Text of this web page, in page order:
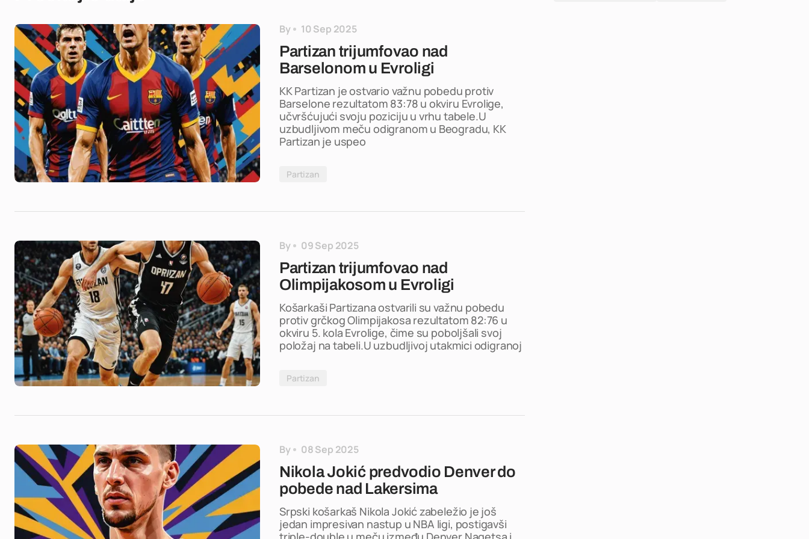
By 10 Sep 2025
Partizan trijumfovao nad
Barselonom u Evroligi
KK Partizan je ostvario važnu pobedu protiv
Barselone rezultatom 83:78 u okviru Evrolige,
učvršćujući svoju poziciju u vrhu tabele.U
uzbudljivom meču odigranom u Beogradu, KK
Partizan je uspeo
Partizan
By 09 Sep 2025
Partizan trijumfovao nad
Olimpijakosom u Evroligi
Košarkaši Partizana ostvarili su važnu pobedu
protiv grčkog Olimpijakosa rezultatom 82:76 u
okviru 5. kola Evrolige, čime su poboljšali svoj
položaj na tabeli.U uzbudljivoj utakmici odigranoj
Partizan
By 08 Sep 2025
Nikola Jokić predvodio Denver do
pobede nad Lakersima
Srpski košarkaš Nikola Jokić zabeležio je još
jedan impresivan nastup u NBA ligi, postigavši